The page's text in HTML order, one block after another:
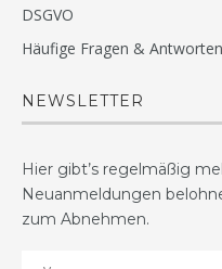
DSGVO
Häufige Fragen & Antworten
NEWSLETTER
Hier gibt’s regelmäßig
Neuanmeldungen
zum Abnehmen.